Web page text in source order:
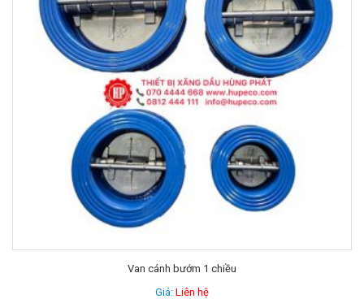
Van cánh bướm 1 chiều
Giá: Liên hệ